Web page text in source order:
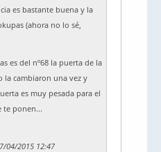
es bastante buena y la
(ahora no lo sé,
es del nº68 la puerta de la
la cambiaron una vez y
es muy pesada para el
te ponen...
04/2015 12:47